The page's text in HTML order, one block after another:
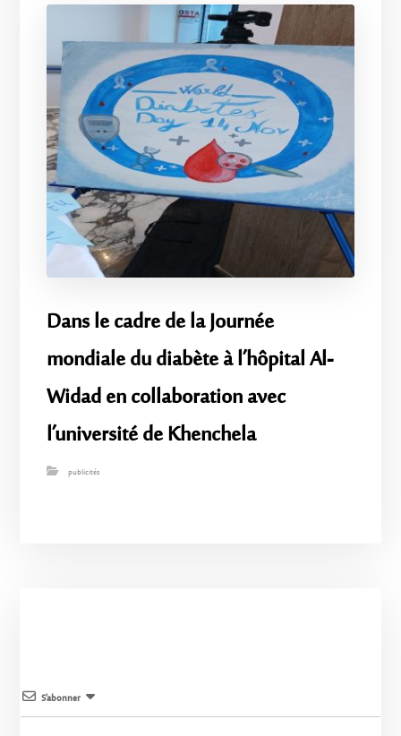
Dans le cadre de la Journée
mondiale du diabète à l’hôpital Al-
Widad en collaboration avec
l’université de Khenchela
publicités
S’abonner